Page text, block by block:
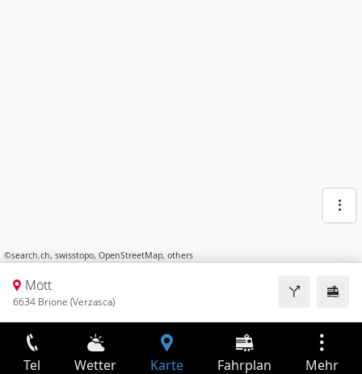
©search.ch, swisstopo, OpenStreetMap, others
Mött
6634 Brione (Verzasca)
Tel Wetter Karte Fahrplan Mehr